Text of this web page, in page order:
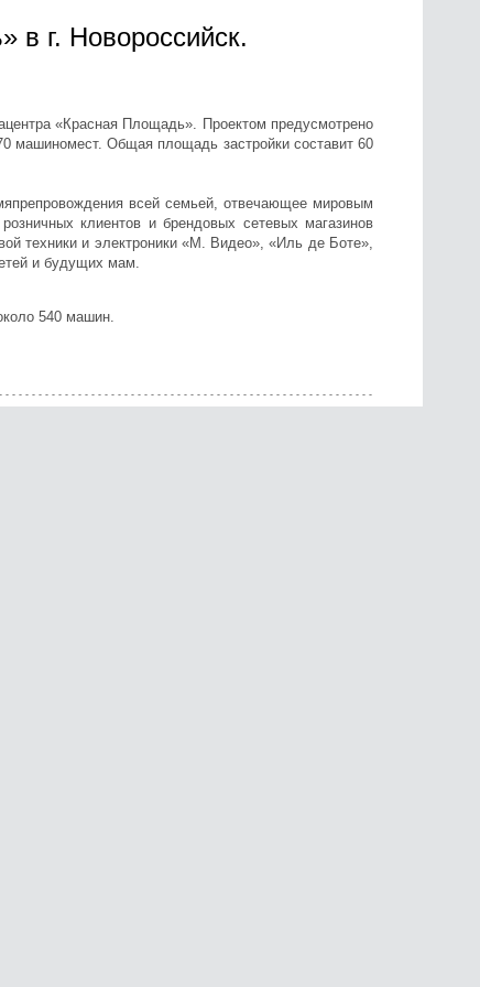
в г. Новороссийск.
«Красная Площадь». Проектом предусмотрено
машиномест. Общая площадь застройки составит 60
всей семьей, отвечающее мировым
клиентов и брендовых сетевых магазинов
техники и электроники «М. Видео», «Иль де Боте»,
и будущих мам.
540 машин.